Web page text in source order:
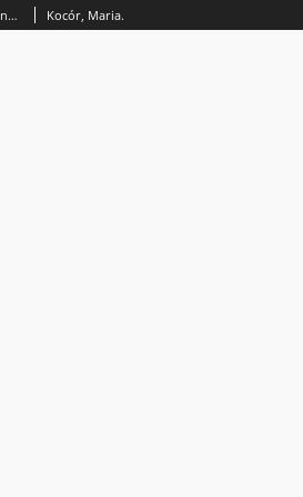
O potrzebie badań nad wsparciem uczniów w trudnych sytuacjach w rodzinie i szkole Kocór, Maria.